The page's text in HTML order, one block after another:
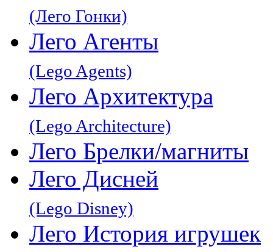
(Лего Гонки)
Лего Агенты
(Lego Agents)
Лего Архитектура
(Lego Architecture)
Лего Брелки/магниты
Лего Дисней
(Lego Disney)
Лего История игрушек